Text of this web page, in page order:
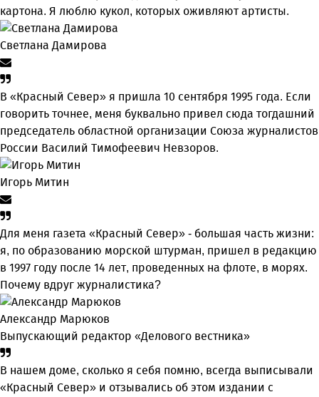
картона. Я люблю кукол, которых оживляют артисты.
Светлана Дамирова
В «Красный Север» я пришла 10 сентября 1995 года. Если
говорить точнее, меня буквально привел сюда тогдашний
председатель областной организации Союза журналистов
России Василий Тимофеевич Невзоров.
Игорь Митин
Для меня газета «Красный Север» - большая часть жизни:
я, по образованию морской штурман, пришел в редакцию
в 1997 году после 14 лет, проведенных на флоте, в морях.
Почему вдруг журналистика?
Александр Марюков
Выпускающий редактор «Делового вестника»
В нашем доме, сколько я себя помню, всегда выписывали
«Красный Север» и отзывались об этом издании с